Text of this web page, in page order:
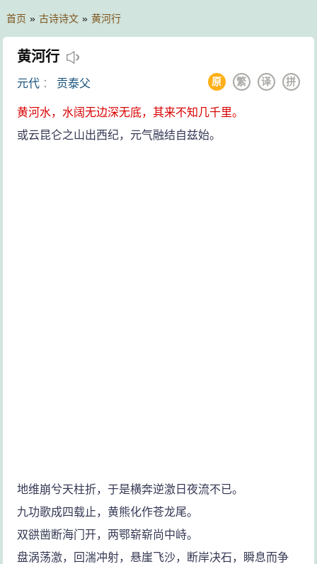
首页 » 古诗诗文 » 黄河行
黄河行
元代 ： 贡泰父 拼
译
繁
原
黄河水，水阔无边深无底，其来不知几千里。
或云昆仑之山出西纪，元气融结自兹始。
地维崩兮天柱折，于是横奔逆激日夜流不已。
九功歌成四载止，黄熊化作苍龙尾。
双谼凿断海门开，两鄂崭崭尚中峙。
盘涡荡激，回湍冲射，悬崖飞沙，断岸决石，瞬息而争